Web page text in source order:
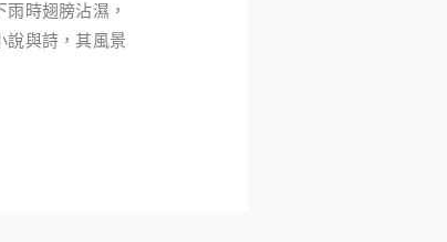
時翅膀沾濕，
說與詩，其風景